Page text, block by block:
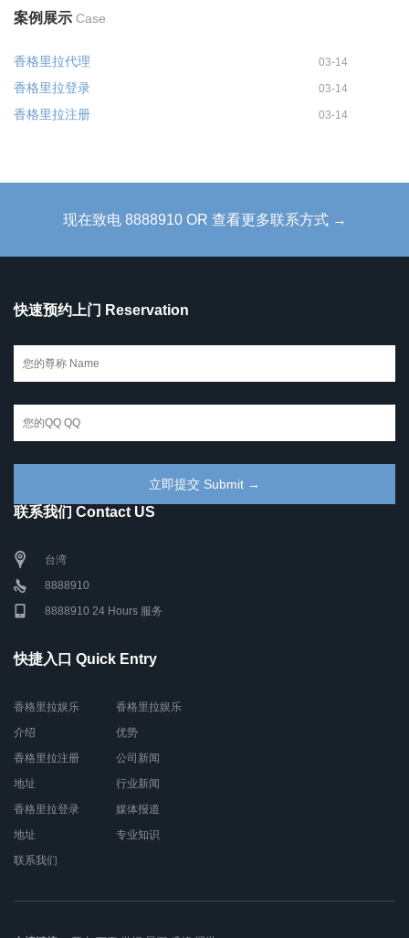
案例展示 Case
香格里拉代理 03-14
香格里拉登录 03-14
香格里拉注册 03-14
现在致电 8888910 OR 查看更多联系方式 →
快速预约上门 Reservation
联系我们 Contact US
台湾
8888910
8888910 24 Hours 服务
快捷入口 Quick Entry
香格里拉娱乐
介绍
香格里拉注册
地址
香格里拉登录
地址
联系我们
香格里拉娱乐
优势
公司新闻
行业新闻
媒体报道
专业知识